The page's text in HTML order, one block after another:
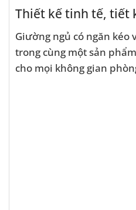
Thiết kế tinh tế, tiết
Giường ngủ có ngăn
trong cùng một sản
cho mọi không gian